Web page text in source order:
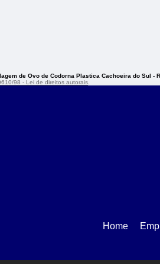
de Ovo de Codorna Plastica Cachoeira do Sul -
98 - Lei de direitos autorais
Home